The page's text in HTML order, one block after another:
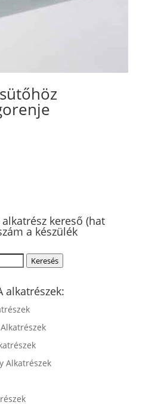
kereső (hat
a készülék
Keresés
alkatrészek:
Alkatrészek